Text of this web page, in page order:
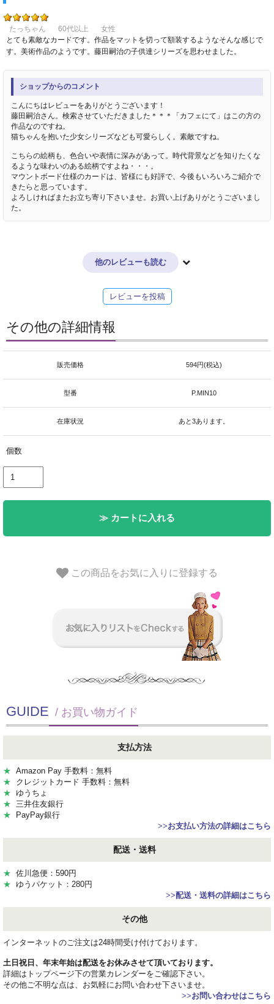
たっちゃん 60代以上
女性
とても素敵なカードです。作品をマットを切って額装するようなそんな感じで
す。美術作品のようです。藤田嗣治の子供達シリーズを思わせました。
ショップからのコメント
こんにちはレビューをありがとうございます！
藤田嗣治さん。検索させていただきました＊＊＊「カフェにて」はこの方の
作品なのですね。
猫ちゃんを抱いた少女シリーズなども可愛らしく。素敵ですね。
こちらの絵柄も、色合いや表情に深みがあって。時代背景などを知りたくな
るような味わいのある絵柄ですよね・・・。
マウントボード仕様のカードは、皆様にも好評で、今後もいろいろご紹介で
きたらと思っています。
よろしければまたお立ち寄り下さいませ。お買い上げありがとうございまし
た。
他のレビューも読む
レビューを投稿
その他の詳細情報
販売価格 594円(税込)
型番 P.MIN10
在庫状況 あと3あります。
個数
≫ カートに入れる
この商品をお気に入りに登録する
GUIDE / お買い物ガイド
支払方法
★ Amazon Pay 手数料：無料
★ クレジットカード 手数料：無料
★ ゆうちょ
★ 三井住友銀行
★ PayPay銀行
>>お支払い方法の詳細はこちら
配送・送料
★ 佐川急便：590円
★ ゆうパケット：280円
>>配送・送料の詳細はこちら
その他
インターネットのご注文は24時間受け付けております。
土日祝日、年末年始は配送をお休みさせて頂いております。
詳細はトップページ下の営業カレンダーをご確認下さい。
その他ご不明な点は、お気軽にお問い合わせ下さいませ。
>>お問い合わせはこちら